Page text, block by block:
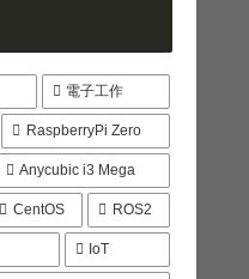
電子工作
RaspberryPi Zero
Anycubic i3 Mega
CentOS ROS2
IoT